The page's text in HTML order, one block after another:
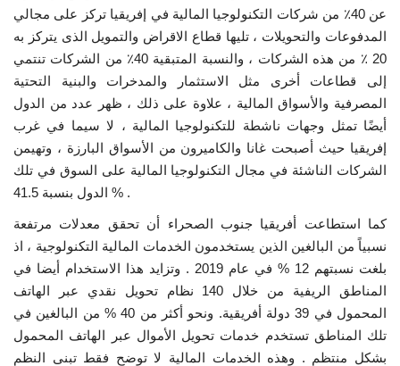
المواطن العالمي
الرواد
فرص
وثائق
الفيديوهات
الرعاة
الشركاء
Gallery
عن 40٪ من شركات التكنولوجيا المالية في إفريقيا تركز على مجالي
المدفوعات والتحويلات ، تليها قطاع الاقراض والتمويل الذى يتركز به
20 ٪ من هذه الشركات ، والنسبة المتبقية 40٪ من الشركات تنتمي
إلى قطاعات أخرى مثل الاستثمار والمدخرات والبنية التحتية
المصرفية والأسواق المالية ، علاوة على ذلك ، ظهر عدد من الدول
أيضًا تمثل وجهات ناشطة للتكنولوجيا المالية ، لا سيما في غرب
إفريقيا حيث أصبحت غانا والكاميرون من الأسواق البارزة ، وتهيمن
الشركات الناشئة في مجال التكنولوجيا المالية على السوق في تلك
الدول بنسبة 41.5 % .
كما استطاعت أفريقيا جنوب الصحراء أن تحقق معدلات مرتفعة
نسبياً من البالغين الذين يستخدمون الخدمات المالية التكنولوجية ، اذ
بلغت نسبتهم 12 % في عام 2019 . وتزايد هذا الاستخدام أيضا في
المناطق الريفية من خلال 140 نظام تحويل نقدي عبر الهاتف
المحمول في 39 دولة أفريقية. ونحو أكثر من 40 % من البالغين في
تلك المناطق تستخدم خدمات تحويل الأموال عبر الهاتف المحمول
بشكل منتظم . وهذه الخدمات المالية لا توضح فقط تبنى النظم